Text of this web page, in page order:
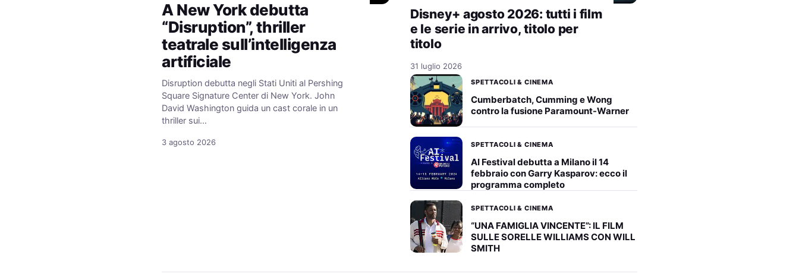
A New York debutta
“Disruption”, thriller
teatrale sull’intelligenza
artificiale
Disruption debutta negli Stati Uniti al Pershing
Square Signature Center di New York. John
David Washington guida un cast corale in un
thriller sui…
3 agosto 2026
Disney+ agosto 2026: tutti i film
e le serie in arrivo, titolo per
titolo
31 luglio 2026
SPETTACOLI & CINEMA
Cumberbatch, Cumming e Wong
contro la fusione Paramount-Warner
SPETTACOLI & CINEMA
AI Festival debutta a Milano il 14
febbraio con Garry Kasparov: ecco il
programma completo
SPETTACOLI & CINEMA
“UNA FAMIGLIA VINCENTE”: IL FILM
SULLE SORELLE WILLIAMS CON WILL
SMITH